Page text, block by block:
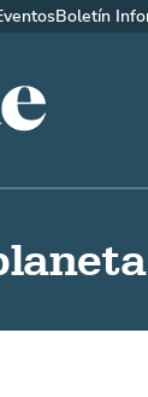
Boletín